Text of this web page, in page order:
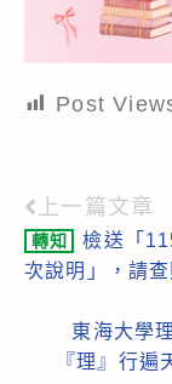
Post
Read
more
上一篇文章
轉知
檢送「
次說明」，請查
東海大學
『理』行